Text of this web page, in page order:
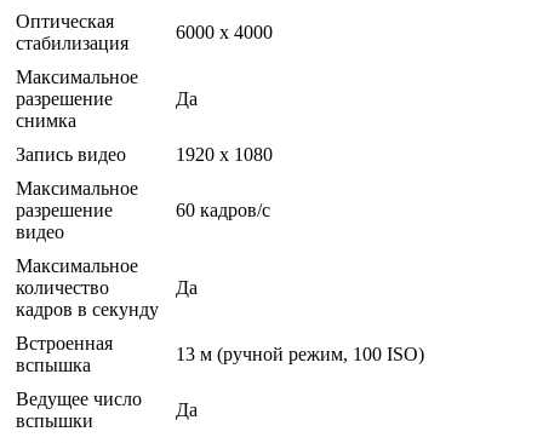
Оптическая
стабилизация
6000 x 4000
Максимальное
разрешение
снимка
Да
Запись видео
1920 x 1080
Максимальное
разрешение
видео
60 кадров/с
Максимальное
количество
кадров в секунду
Да
Встроенная
вспышка
13 м (ручной режим, 100 ISO)
Ведущее число
вспышки
Да